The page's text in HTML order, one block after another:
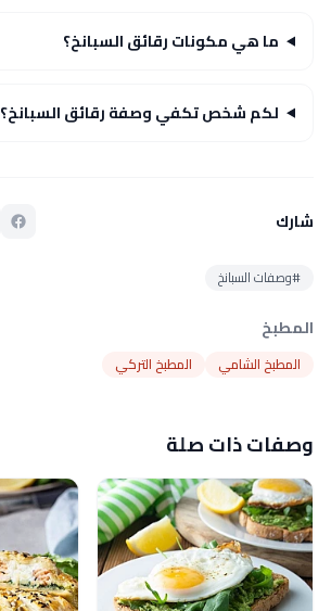
ما هي مكونات رقائق السبانخ؟
لكم شخص تكفي وصفة رقائق السبانخ؟
شارك
#وصفات السبانخ
المطبخ
المطبخ الشامي المطبخ التركي
وصفات ذات صلة